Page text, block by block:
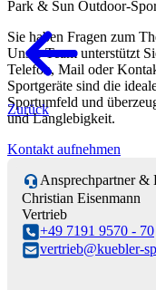
Zurück
Park & Sun Outdoor-
Sie haben Fragen zum
Unser Team unterstützt
Telefon, Mail oder
Sportgeräte sind die
Sportumfeld und
und Langlebigkeit.
Kontakt aufnehmen
Ansprechpartner &
Christian Eisenmann
Vertrieb
+49 7191 9570 - 70
vertrieb@kuebler-